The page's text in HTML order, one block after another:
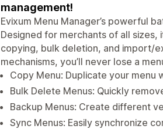
management!
Evixum Menu Manager’s powerful
Designed for merchants of all
copying, bulk deletion, and import/
mechanisms, you’ll never lose a
Copy Menu: Duplicate your menu
Bulk Delete Menus: Quickly
Backup Menus: Create different
Sync Menus: Easily synchronize